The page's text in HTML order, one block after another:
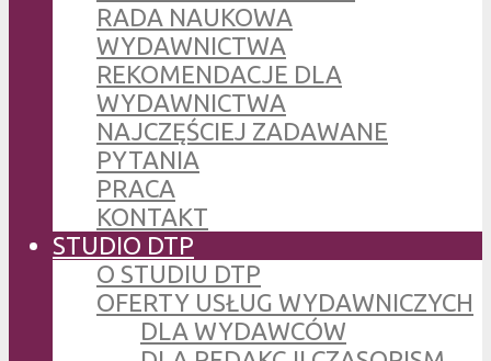
RADA NAUKOWA
WYDAWNICTWA
REKOMENDACJE DLA
WYDAWNICTWA
NAJCZĘŚCIEJ ZADAWANE
PYTANIA
PRACA
KONTAKT
STUDIO DTP
O STUDIU DTP
OFERTY USŁUG WYDAWNICZYCH
DLA WYDAWCÓW